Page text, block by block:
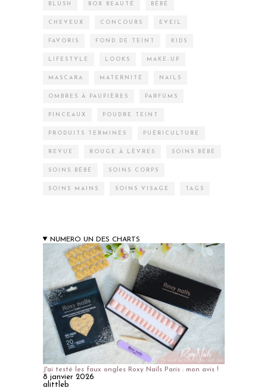
BLUSH BOX BEAUTÉ BÉBÉ
CHEVEUX CONCOURS EVEIL
FAVORIS FOND DE TEINT KIDS
LIFESTYLE LOOKS MAKE-UP
MASCARA MATERNITÉ NAILS
OMBRES À PAUPIÈRES PARFUMS
PINCEAUX POUDRE TEINT
PRODUITS TERMINÉS PUÉRICULTURE
REVUE ROUGE À LÈVRES SOINS BÉBÉ
SOINS BÉBÉ SOINS CORPS
SOINS MAINS SOINS VISAGE TAGS
NUMERO UN DES CHARTS
J'ai testé les faux ongles Roxy Nails Paris : mon avis !
8 janvier 2026
alittleb